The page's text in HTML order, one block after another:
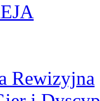
Rewizyjna